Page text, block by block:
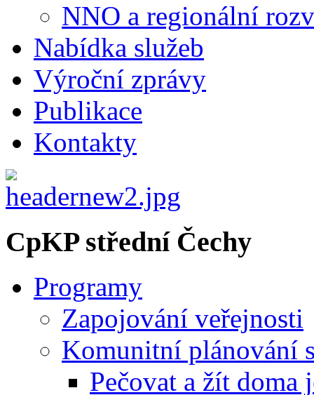
NNO a regionální
Nabídka služeb
Výroční zprávy
Publikace
Kontakty
CpKP střední Čechy
Programy
Zapojování veřejnosti
Komunitní plánování
Pečovat a žít doma